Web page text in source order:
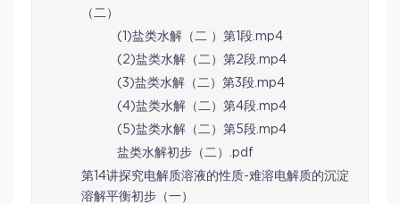
（二）
(1)盐类水解（二 ）第1段.mp4
(2)盐类水解（二）第2段.mp4
(3)盐类水解（二）第3段.mp4
(4)盐类水解（二）第4段.mp4
(5)盐类水解（二）第5段.mp4
盐类水解初步（二）.pdf
第14讲探究电解质溶液的性质-难溶电解质的沉淀
溶解平衡初步（一）